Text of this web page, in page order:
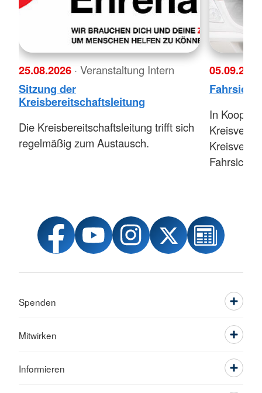
25.08.2026 · Veranstaltung Intern
Sitzung der
Kreisbereitschaftsleitung
Die Kreisbereitschaftsleitung trifft sich
regelmäßig zum Austausch.
In
Spenden
Mitwirken
Informieren